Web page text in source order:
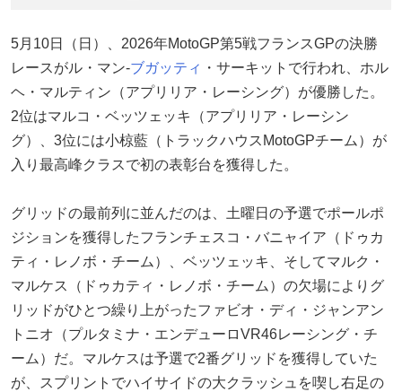
5月10日（日）、2026年MotoGP第5戦フランスGPの決勝
レースがル・マン-ブガッティ ・サーキットで行われ、ホル
ヘ・マルティン（アプリリア・レーシング）が優勝した。
2位はマルコ・ベッツェッキ（アプリリア・レーシン
グ）、3位には小椋藍（トラックハウスMotoGPチーム）が
入り最高峰クラスで初の表彰台を獲得した。
グリッドの最前列に並んだのは、土曜日の予選でポールポ
ジションを獲得したフランチェスコ・バニャイア（ドゥカ
ティ・レノボ・チーム）、ベッツェッキ、そしてマルク・
マルケス（ドゥカティ・レノボ・チーム）の欠場によりグ
リッドがひとつ繰り上がったファビオ・ディ・ジャンアン
トニオ（プルタミナ・エンデューロVR46レーシング・チ
ーム）だ。マルケスは予選で2番グリッドを獲得していた
が、スプリントでハイサイドの大クラッシュを喫し右足の